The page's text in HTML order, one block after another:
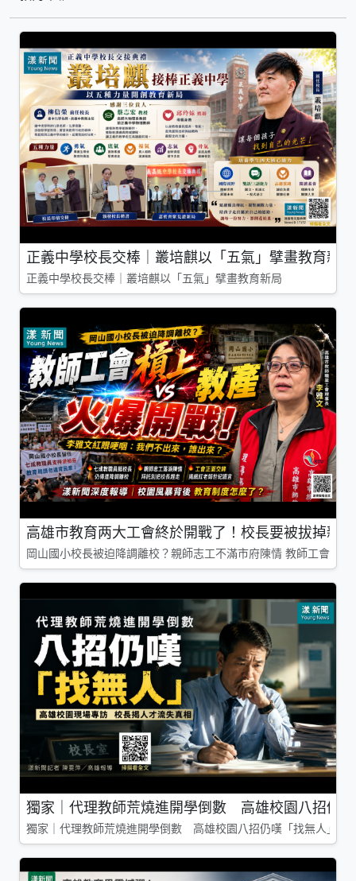
正義中學校長交棒｜叢培麒以「五氣」擘畫教育新局
正義中學校長交棒｜叢培麒以「五氣」擘畫教育新局
高雄市教育两大工會終於開戰了！校長要被拔掉親
岡山國小校長被迫降調離校？親師志工不滿市府陳情 教師工會槓
獨家｜代理教師荒燒進開學倒數 高雄校園八招仍
獨家｜代理教師荒燒進開學倒數 高雄校園八招仍嘆「找無人」